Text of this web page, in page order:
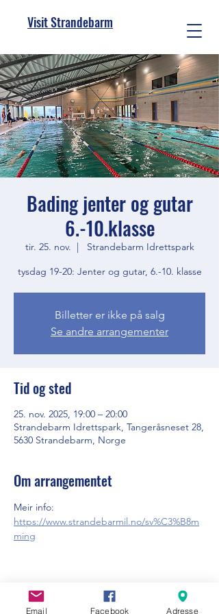
Visit Strandebarm
Bading jenter og gutar
6.-10.klasse
tir. 25. nov.
  |
Strandebarm Idrettspark
tysdag 19-20: Jenter og gutar, 6.-10. klasse
Billetter er ikke på salg
Se andre arrangementer
Tid og sted
25. nov. 2025, 19:00 – 20:00
Strandebarm Idrettspark, Tangeråsneset 28,
5630 Strandebarm, Norge
Om arrangementet
Meir info:
https://www.strandebarmil.no/sv%C3%B8m
ming
Email Facebook Adresse